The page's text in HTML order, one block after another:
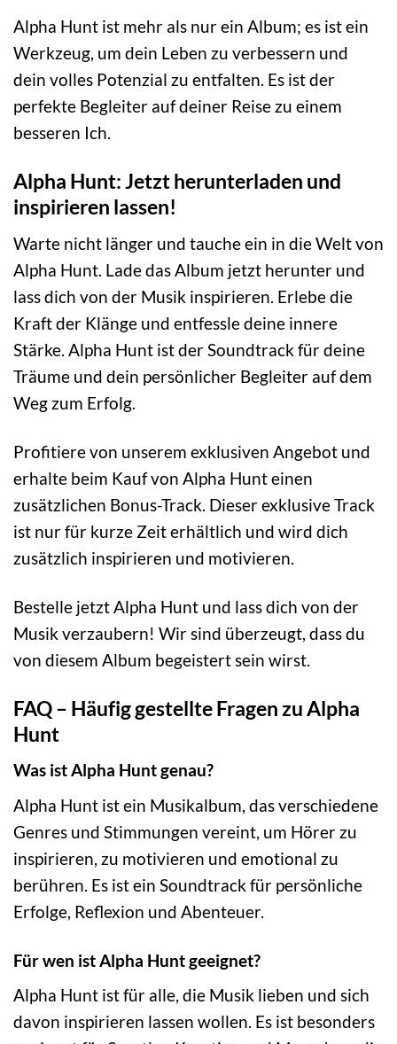
Alpha Hunt ist mehr als nur ein Album; es ist ein
Werkzeug, um dein Leben zu verbessern und
dein volles Potenzial zu entfalten. Es ist der
perfekte Begleiter auf deiner Reise zu einem
besseren Ich.
Alpha Hunt: Jetzt herunterladen und
inspirieren lassen!
Warte nicht länger und tauche ein in die Welt von
Alpha Hunt. Lade das Album jetzt herunter und
lass dich von der Musik inspirieren. Erlebe die
Kraft der Klänge und entfessle deine innere
Stärke. Alpha Hunt ist der Soundtrack für deine
Träume und dein persönlicher Begleiter auf dem
Weg zum Erfolg.
Profitiere von unserem exklusiven Angebot und
erhalte beim Kauf von Alpha Hunt einen
zusätzlichen Bonus-Track. Dieser exklusive Track
ist nur für kurze Zeit erhältlich und wird dich
zusätzlich inspirieren und motivieren.
Bestelle jetzt Alpha Hunt und lass dich von der
Musik verzaubern! Wir sind überzeugt, dass du
von diesem Album begeistert sein wirst.
FAQ – Häufig gestellte Fragen zu Alpha
Hunt
Was ist Alpha Hunt genau?
Alpha Hunt ist ein Musikalbum, das verschiedene
Genres und Stimmungen vereint, um Hörer zu
inspirieren, zu motivieren und emotional zu
berühren. Es ist ein Soundtrack für persönliche
Erfolge, Reflexion und Abenteuer.
Für wen ist Alpha Hunt geeignet?
Alpha Hunt ist für alle, die Musik lieben und sich
davon inspirieren lassen wollen. Es ist besonders